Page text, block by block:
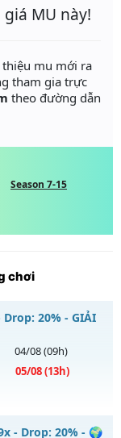
MU này!
mu mới ra
tham gia trực
theo đường dẫn
Season 7-15
chơi
Drop: 20% - GIẢI
04/08(09h)
05/08(13h)
- Drop: 20% - 🌍